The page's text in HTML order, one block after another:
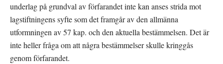
underlag på grundval av förfarandet inte kan anses strida mot
lagstiftningens syfte som det framgår av den allmänna
utformningen av 57 kap. och den aktuella bestämmelsen. Det är
inte heller fråga om att några bestämmelser skulle kringgås
genom förfarandet.